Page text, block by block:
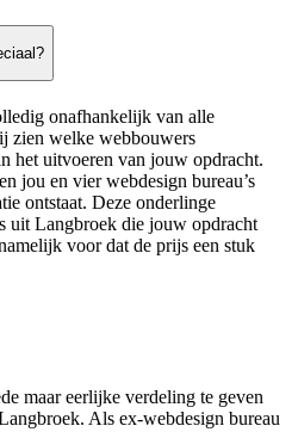
onafhankelijk van alle
zien welke webbouwers
het uitvoeren van jouw opdracht.
jou en vier webdesign bureau’s
ontstaat. Deze onderlinge
uit Langbroek die jouw opdracht
voor dat de prijs een stuk
maar eerlijke verdeling te geven
Als ex-webdesign bureau